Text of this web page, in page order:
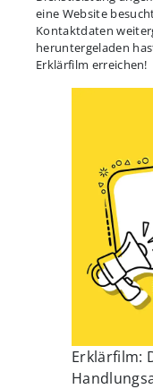
eine Website
Kontaktdaten
heruntergeladen
Erklärfilm erreichen!
Erklärfilm: